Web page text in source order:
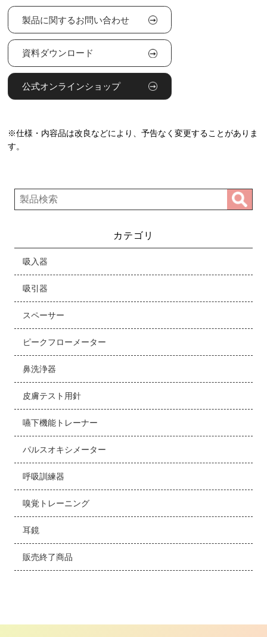
製品に関するお問い合わせ
資料ダウンロード
公式オンラインショップ
※仕様・内容品は改良などにより、予告なく変更することがありま
す。
カテゴリ
吸入器
吸引器
スペーサー
ピークフローメーター
鼻洗浄器
皮膚テスト用針
嚥下機能トレーナー
パルスオキシメーター
呼吸訓練器
嗅覚トレーニング
耳鏡
販売終了商品